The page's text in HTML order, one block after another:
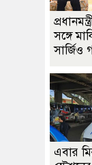
সঙ্গে
সার্জিও
এবার